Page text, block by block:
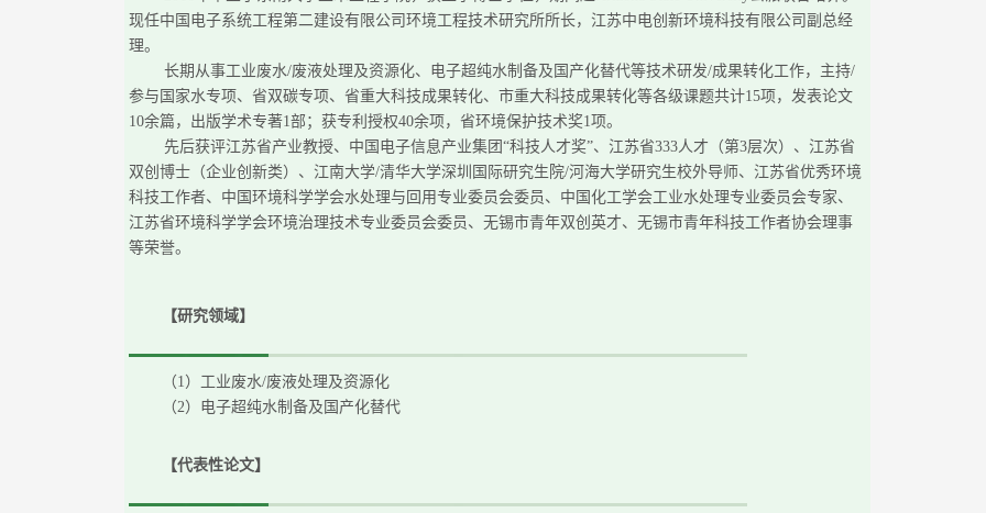
现任中国电子系统工程第二建设有限公司环境工程技术研究所所长，江苏中电创新环境科技有限公司副总经
理。
长期从事工业废水/废液处理及资源化、电子超纯水制备及国产化替代等技术研发/成果转化工作，主持/
参与国家水专项、省双碳专项、省重大科技成果转化、市重大科技成果转化等各级课题共计15项，发表论文
10余篇，出版学术专著1部；获专利 授权40余项，省环境保护技术奖1项。
先后获评江苏省产业教授、中国电子信息产业集团 “科技人才奖”、江苏省333人才 （第3层次） 、江苏省
双创博士 （企业创新类） 、江南大学/清华大学深圳国际研究生院/河海大学研究生校外导师、江苏省优秀环境
科技工作者、中国环境科学学会水处理与回用专业委员会委员、中国化工学会工业水处理专业委员会专家、
江苏省环境科学学会环境治理技术专业委员会委员、无锡市青年双创英才、无锡市青年科技工作者协会理事
等荣誉。
【研究领域】
（1）工业废水/废液处理及资源化
（2）电子超纯水制备及国产化替代
【代表性论文】